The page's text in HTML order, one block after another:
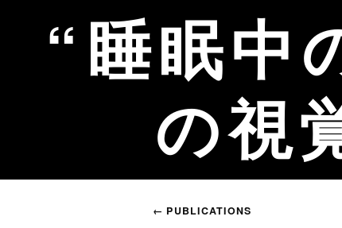
睡眠中
の視
← PUBLICATIONS